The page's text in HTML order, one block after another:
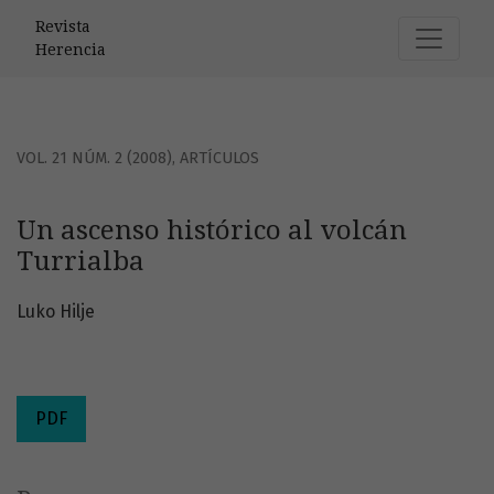
Revista
Herencia
VOL. 21 NÚM. 2 (2008), ARTÍCULOS
Un ascenso histórico al volcán
Turrialba
Luko Hilje
PDF